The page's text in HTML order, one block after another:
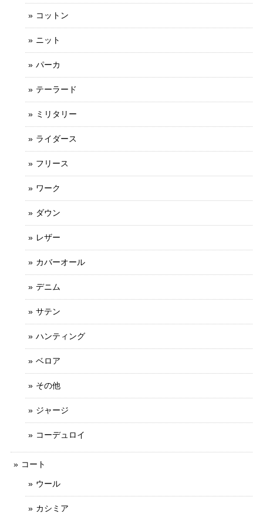
コットン
ニット
パーカ
テーラード
ミリタリー
ライダース
フリース
ワーク
ダウン
レザー
カバーオール
デニム
サテン
ハンティング
ベロア
その他
ジャージ
コーデュロイ
コート
ウール
カシミア